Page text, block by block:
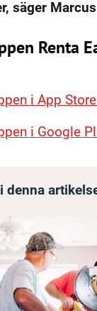
säger
Renta
i App
i Google
denna